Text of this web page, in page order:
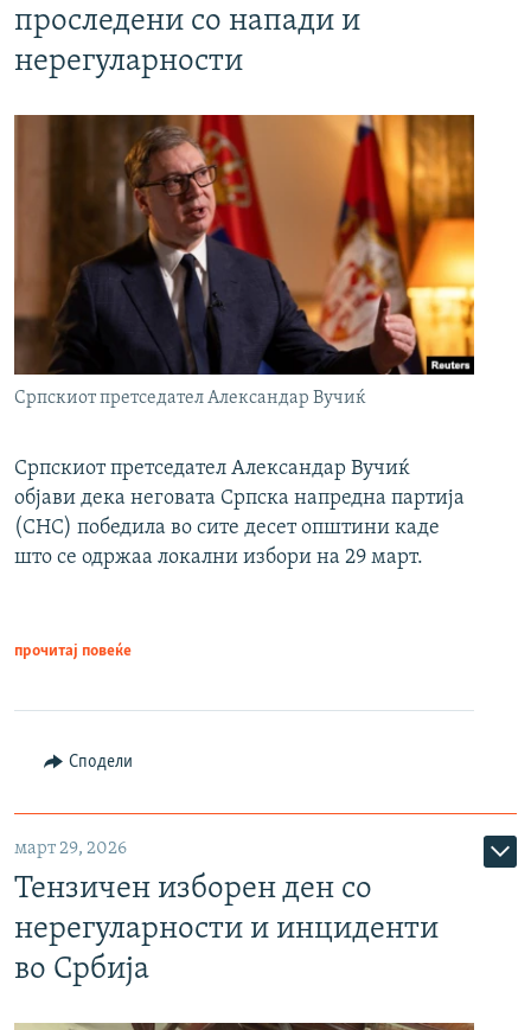
проследени со напади и
нерегуларности
Српскиот претседател Александар Вучиќ
Српскиот претседател Александар Вучиќ
објави дека неговата Српска напредна партија
(СНС) победила во сите десет општини каде
што се одржаа локални избори на 29 март.
прочитај повеќе
Сподели
март 29, 2026
Тензичен изборен ден со
нерегуларности и инциденти
во Србија